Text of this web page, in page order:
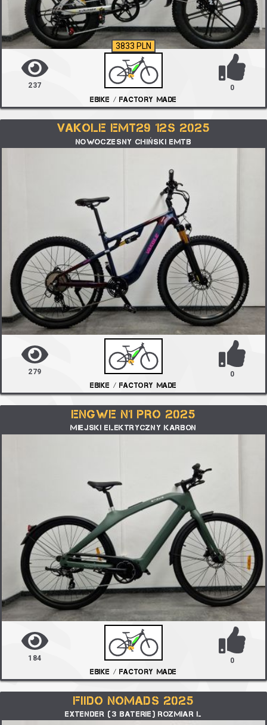
237
EBIKE / FACTORY MADE
0
3833 PLN
VAKOLE EMT29 12S 2025
NOWOCZESNY CHIŃSKI EMTB
279
EBIKE / FACTORY MADE
0
ENGWE N1 PRO 2025
MIEJSKI ELEKTRYCZNY KARBON
184
EBIKE / FACTORY MADE
0
FIIDO NOMADS 2025
EXTENDER (3 BATERIE) ROZMIAR L